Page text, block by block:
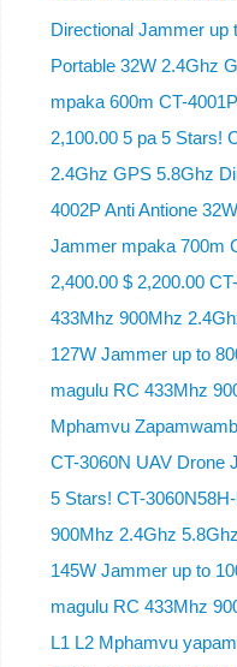
Directional Jammer up
Portable 32W 2.4Ghz
mpaka 600m CT-
2,100.00 5 pa 5 Stars!
2.4Ghz GPS 5.8Ghz
4002P Anti Antione
Jammer mpaka 700m
2,400.00 $ 2,200.00
433Mhz 900Mhz
127W Jammer up to
magulu RC 433Mhz
Mphamvu
CT-3060N UAV Drone
5 Stars! CT-
900Mhz 2.4Ghz
145W Jammer up to
magulu RC 433Mhz
L1 L2 Mphamvu